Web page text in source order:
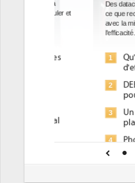
Des datacenters plus
ce que recherchent
avec la mise en
Qu'est-ce
d'efficacité
DEE, une
pour les DSI
Un outillage
place pour
Phocea DC
Interview de
président